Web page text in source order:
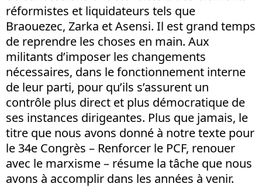
réformistes et liquidateurs tels que
Braouezec, Zarka et Asensi. Il est grand temps
de reprendre les choses en main. Aux
militants d’imposer les changements
nécessaires, dans le fonctionnement interne
de leur parti, pour qu’ils s’assurent un
contrôle plus direct et plus démocratique de
ses instances dirigeantes. Plus que jamais, le
titre que nous avons donné à notre texte pour
le 34e Congrès – Renforcer le PCF, renouer
avec le marxisme – résume la tâche que nous
avons à accomplir dans les années à venir.